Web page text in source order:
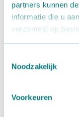
partners kunnen
informatie die u
verzameld op
Noodzakelijk
Voorkeuren
Jahr sind wir
Gruppe. Wir
mehr Personal,
Entwicklung wollen
Logo ist moderner
grow“ steht für all